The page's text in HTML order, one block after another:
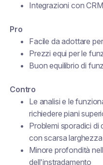
Integrazioni con
Pro
Facile da adottare
Prezzi equi per le
Buon equilibrio di
Contro
Le analisi e le
richiedere piani
Problemi sporadici di
con scarsa
Minore profondità
dell'instradamento